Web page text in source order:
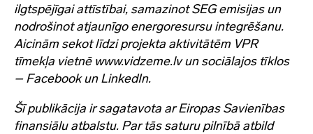
ilgtspējīgai attīstībai, samazinot SEG emisijas un
nodrošinot atjaunīgo energoresursu integrēšanu.
Aicinām sekot līdzi projekta aktivitātēm VPR
tīmekļa vietnē www.vidzeme.lv un sociālajos tīklos
– Facebook un LinkedIn.
Šī publikācija ir sagatavota ar Eiropas Savienības
finansiālu atbalstu. Par tās saturu pilnībā atbild